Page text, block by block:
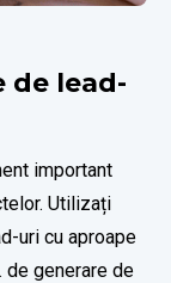
de lead-
important
Utilizați
uri cu aproape
generare de